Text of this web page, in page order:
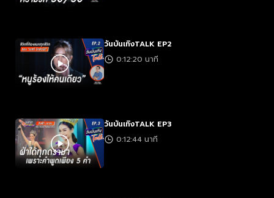
วันบันเทิงTALK EP2
0:12:20 นาที
วันบันเทิงTALK EP3
0:12:44 นาที